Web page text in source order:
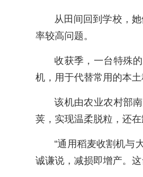
从田间回到学校，
率较高问题。
收获季，一台特殊
机，用于代替常用的本土
该机由农业农村部
荚，实现温柔脱粒，还
“通用稻麦收割机与
诚谦说，减损即增产。